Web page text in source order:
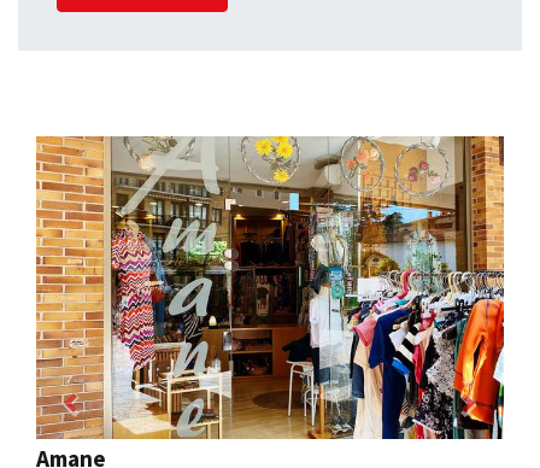
Previous Next